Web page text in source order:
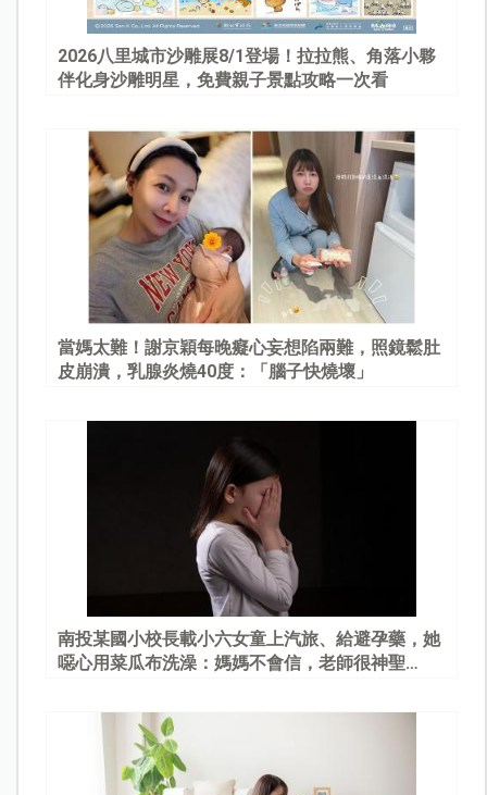
2026八里城市沙雕展8/1登場！拉拉熊、角落小夥
伴化身沙雕明星，免費親子景點攻略一次看
當媽太難！謝京穎每晚癡心妄想陷兩難，照鏡鬆肚
皮崩潰，乳腺炎燒40度：「腦子快燒壞」
南投某國小校長載小六女童上汽旅、給避孕藥，她
噁心用菜瓜布洗澡：媽媽不會信，老師很神聖…